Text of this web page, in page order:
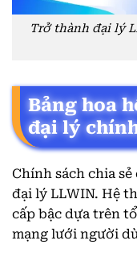
Trở thành đại lý
Bảng hoa
đại lý
Chính sách chia
đại lý LLWIN. Hệ
cấp bậc dựa trên
mạng lưới người